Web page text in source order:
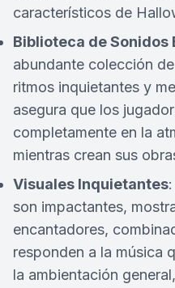
característicos de
Biblioteca de
abundante colección
ritmos inquietantes y
asegura que los
completamente en la
mientras crean sus
Visuales Inquietantes
son impactantes,
encantadores,
responden a la música
la ambientación